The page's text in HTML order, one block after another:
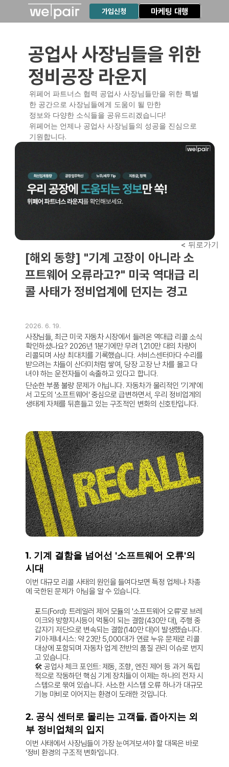
가입신청 마케팅 대행
공업사 사장님들을 위한
정비공장 라운지
위페어 파트너스 협력 공업사 사장님들만을 위한 특별
한 공간으로 사장님들에게 도움이 될 만한
정보와 다양한 소식들을 공유드리겠습니다!
위페어는 언제나 공업사 사장님들의 성공을 진심으로
기원합니다.
< 뒤로가기
[해외 동향] "기계 고장이 아니라 소
프트웨어 오류라고?" 미국 역대급 리
콜 사태가 정비업계에 던지는 경고
2026. 6. 19.
사장님들, 최근 미국 자동차 시장에서 들려온 역대급 리콜 소식
확인하셨나요? 2026년 1분기에만 무려 1,210만 대의 차량이
리콜되며 사상 최대치를 기록했습니다. 서비스센터마다 수리를
받으려는 차들이 산더미처럼 쌓여, 당장 고장 난 차를 몰고 다
녀야 하는 운전자들이 속출하고 있다고 합니다.
단순한 부품 불량 문제가 아닙니다. 자동차가 물리적인 '기계'에
서 고도의 '소프트웨어' 중심으로 급변하면서, 우리 정비업계의
생태계 자체를 뒤흔들고 있는 구조적인 변화의 신호탄입니다.
1. 기계 결함을 넘어선 '소프트웨어 오류'의
시대
이번 대규모 리콜 사태의 원인을 들여다보면 특정 업체나 차종
에 국한된 문제가 아님을 알 수 있습니다.
포드(Ford): 트레일러 제어 모듈의 '소프트웨어 오류'로 브레
이크와 방향지시등이 먹통이 되는 결함(430만 대), 주행 중
갑자기 저단으로 변속되는 결함(140만 대)이 발생했습니다.
기아·제네시스: 약 23만 5,000대가 연료 누유 문제로 리콜
대상에 포함되며 자동차 업계 전반의 품질 관리 이슈로 번지
고 있습니다.
🛠️ 공업사 체크 포인트: 제동, 조향, 엔진 제어 등 과거 독립
적으로 작동하던 핵심 기계 장치들이 이제는 하나의 전자 시
스템으로 묶여 있습니다. 사소한 시스템 오류 하나가 대규모
기능 마비로 이어지는 환경이 도래한 것입니다.
2. 공식 센터로 몰리는 고객들, 좁아지는 외
부 정비업체의 입지
이번 사태에서 사장님들이 가장 눈여겨보셔야 할 대목은 바로
'정비 환경의 구조적 변화'입니다.